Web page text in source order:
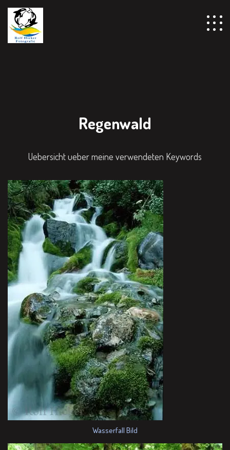
Regenwald
Uebersicht ueber meine verwendeten Keywords
Wasserfall Bild